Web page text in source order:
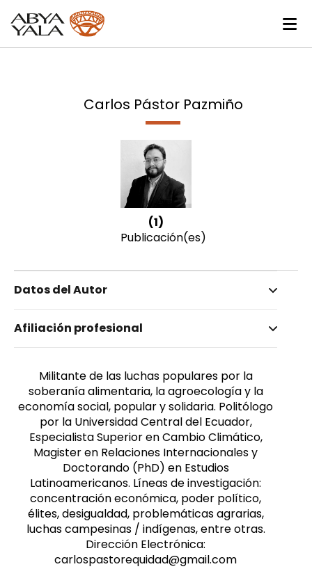
Carlos Pástor Pazmiño
(1)
Publicación(es)
Datos del Autor
Pástor Pazmiño, Carlos
Masculino
Afiliación profesional
Militante de las luchas populares por la
soberanía alimentaria, la agroecología y la
economía social, popular y solidaria. Politólogo
por la Universidad Central del Ecuador,
Especialista Superior en Cambio Climático,
Magister en Relaciones Internacionales y
Doctorando (PhD) en Estudios
Latinoamericanos. Líneas de investigación:
concentración económica, poder político,
élites, desigualdad, problemáticas agrarias,
luchas campesinas / indígenas, entre otras.
Dirección Electrónica:
carlospastorequidad@gmail.com